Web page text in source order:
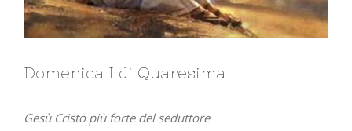
Domenica I di Quaresima
Gesù Cristo più forte del seduttore